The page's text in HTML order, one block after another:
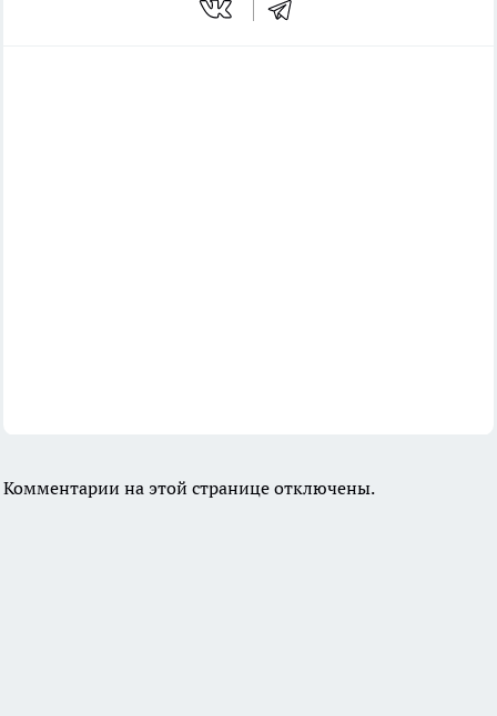
Комментарии на этой странице отключены.